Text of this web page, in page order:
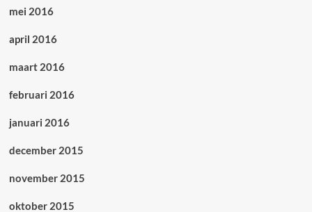
mei 2016
april 2016
maart 2016
februari 2016
januari 2016
december 2015
november 2015
oktober 2015